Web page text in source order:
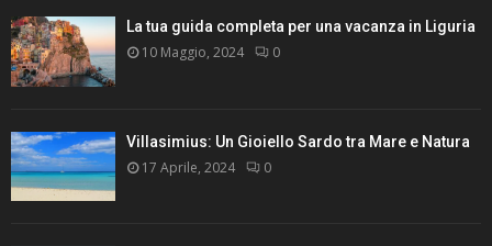
La tua guida completa per una vacanza in Liguria
10 Maggio, 2024 0
Villasimius: Un Gioiello Sardo tra Mare e Natura
17 Aprile, 2024 0